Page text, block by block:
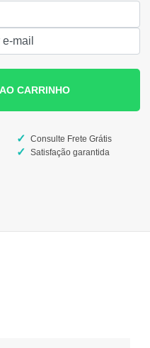
CARRINHO
Consulte Frete Grátis
Satisfação garantida